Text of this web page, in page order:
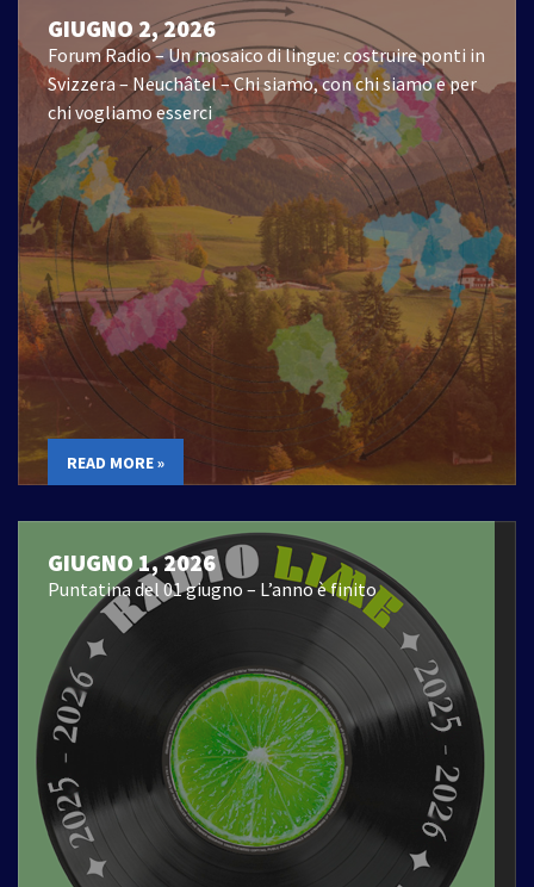
GIUGNO 2, 2026
Forum Radio – Un mosaico di lingue: costruire ponti in
Svizzera – Neuchâtel – Chi siamo, con chi siamo e per
chi vogliamo esserci
READ MORE »
GIUGNO 1, 2026
Puntatina del 01 giugno – L’anno è finito